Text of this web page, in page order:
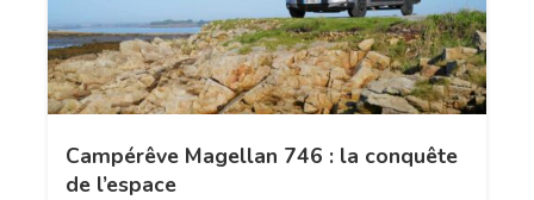
Campérêve Magellan 746 : la conquête
de l’espace